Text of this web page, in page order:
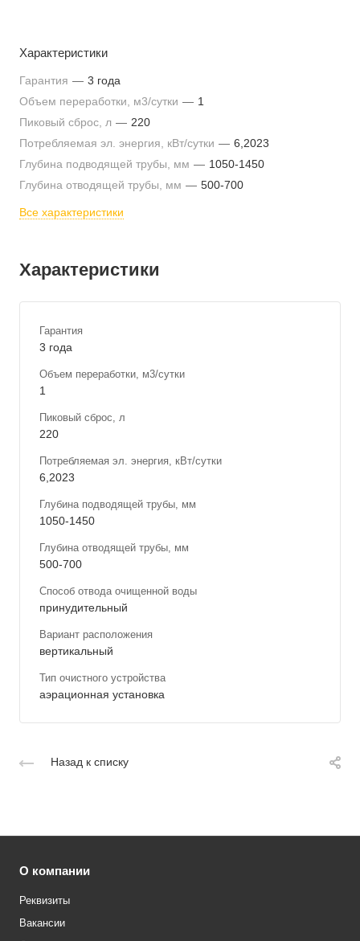
Характеристики
Гарантия — 3 года
Объем переработки, м3/сутки — 1
Пиковый сброс, л — 220
Потребляемая эл. энергия, кВт/сутки — 6,2023
Глубина подводящей трубы, мм — 1050-1450
Глубина отводящей трубы, мм — 500-700
Все характеристики
Характеристики
Гарантия
3 года
Объем переработки, м3/сутки
1
Пиковый сброс, л
220
Потребляемая эл. энергия, кВт/сутки
6,2023
Глубина подводящей трубы, мм
1050-1450
Глубина отводящей трубы, мм
500-700
Способ отвода очищенной воды
принудительный
Вариант расположения
вертикальный
Тип очистного устройства
аэрационная установка
Назад к списку
О компании
Реквизиты
Вакансии